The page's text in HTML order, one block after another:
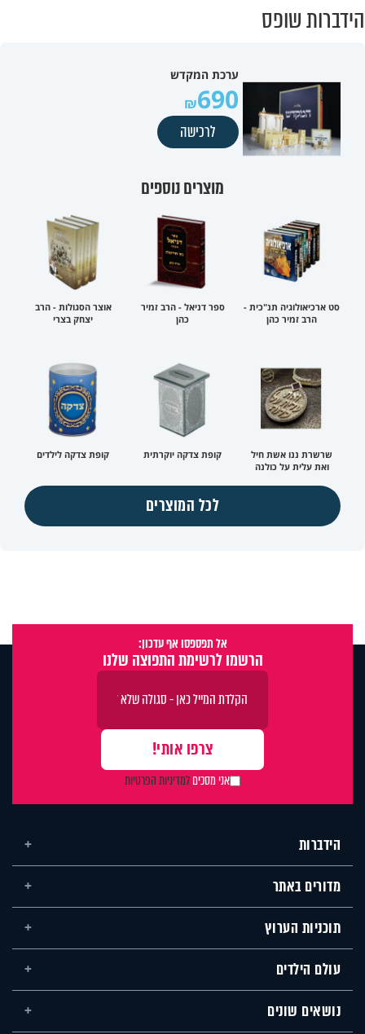
הידברות שופס
ערכת המקדש
690
לרכישה
מוצרים נוספים
סט ארכיאולוגיה תנ"כית -
הרב זמיר כהן
ספר דניאל - הרב זמיר
כהן
אוצר הסגולות - הרב
יצחק בצרי
שרשרת ננו אשת חיל
ואת עלית על כולנה
קופת צדקה יוקרתית קופת צדקה לילדים
לכל המוצרים
אל תפספסו אף עדכון:
הרשמו לרשימת התפוצה שלנו
אני מסכיםלמדיניות הפרטיות
הידברות
מדורים באתר
תוכניות הערוץ
עולם הילדים
נושאים שונים